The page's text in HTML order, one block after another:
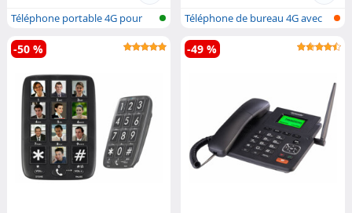
Téléphone portable 4G pour
seniors...
Téléphone de bureau 4G avec
double...
-50 % -49 %